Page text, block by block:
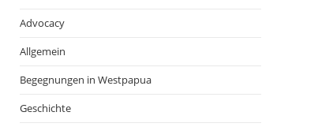
Advocacy
Allgemein
Begegnungen in Westpapua
Geschichte